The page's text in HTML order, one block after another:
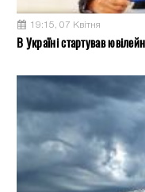
19:15, 07 Квітня
В Україні стартував